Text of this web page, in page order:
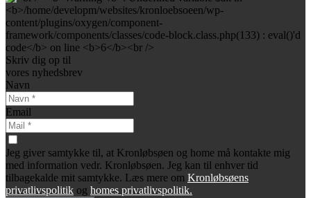
Skriv dig op til
vores nyhedsbrev
Navn
Email
Jeg giver samtykke til, at Kronløbsøen og home må kontakte mig
med information vedr. Kronløbsøen. Jeg kan til enhver tid
tilbagekalde mit samtykke. Læs mere om Kronløbsøens
privatlivspolitik og homes privatlivspolitik.